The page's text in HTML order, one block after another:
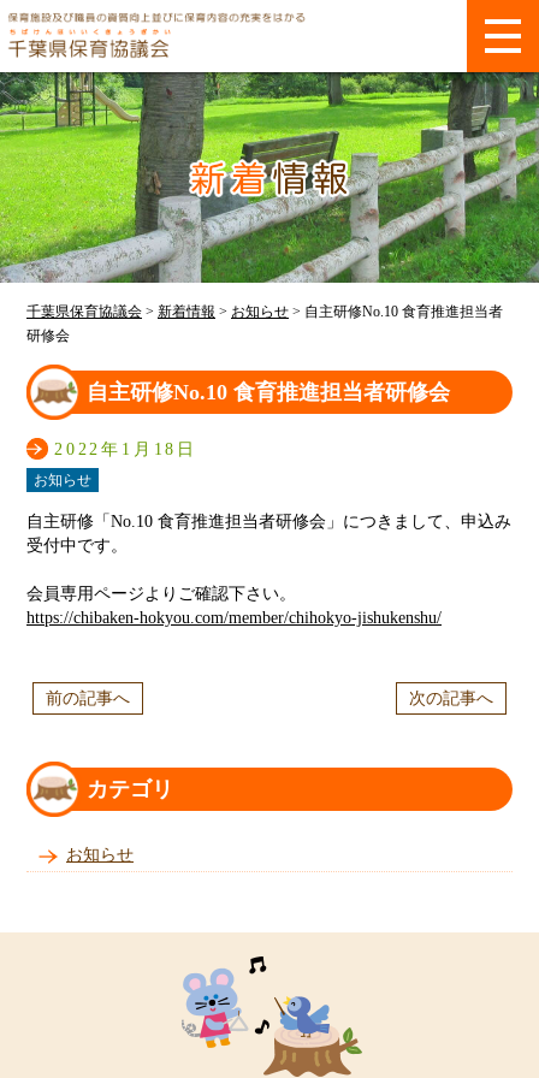
千葉県保育協議会 > 新着情報 > お知らせ > 自主研修No.10 食育推進担当者
研修会
自主研修No.10 食育推進担当者研修会
2022年1月18日
お知らせ
自主研修「No.10 食育推進担当者研修会」につきまして、申込み
受付中です。
会員専用ページよりご確認下さい。
https://chibaken-hokyou.com/member/chihokyo-jishukenshu/
前の記事へ 次の記事へ
カテゴリ
お知らせ